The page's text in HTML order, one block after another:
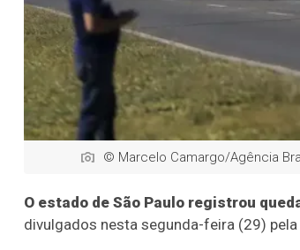
© Marcelo Camargo/Agência
O estado de São Paulo registrou
divulgados nesta segunda-feira (29) pela